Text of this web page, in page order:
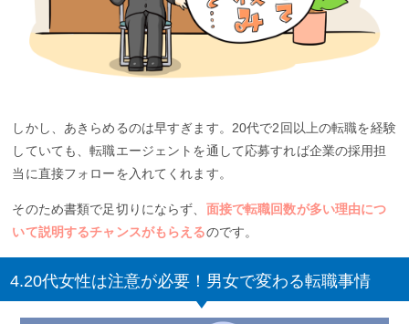
しかし、あきらめるのは早すぎます。20代で2回以上の転職を経験
していても、転職エージェントを通して応募すれば企業の採用担
当に直接フォローを入れてくれます。
そのため書類で足切りにならず、 面接で転職回数が多い理由につ
いて説明するチャンスがもらえるのです。
4.20代女性は注意が必要！男女で変わる転職事情